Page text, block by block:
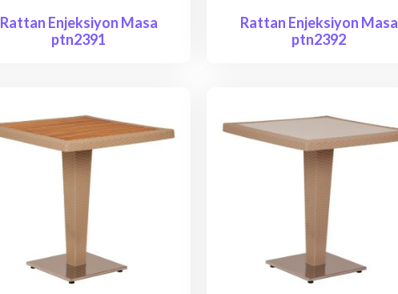
Rattan Enjeksiyon Masa
ptn2391
Rattan Enjeksiyon Masa
ptn2392